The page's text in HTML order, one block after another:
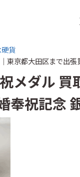
貨
東京都大田区まで出
メダル
奉祝記念